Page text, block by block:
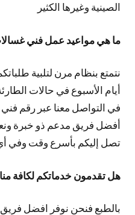
الصينية وغيرها الكثير
ما هي مواعيد عمل فني
أيام الأسبوع في حالات
في التواصل معنا عبر رقم
أفضل فريق مدعم ذو خبرة
تصل إليكم بأسرع وقت وفي
هل تقدمون خدماتكم لكافة
بالطبع فنحن نوفر افضل